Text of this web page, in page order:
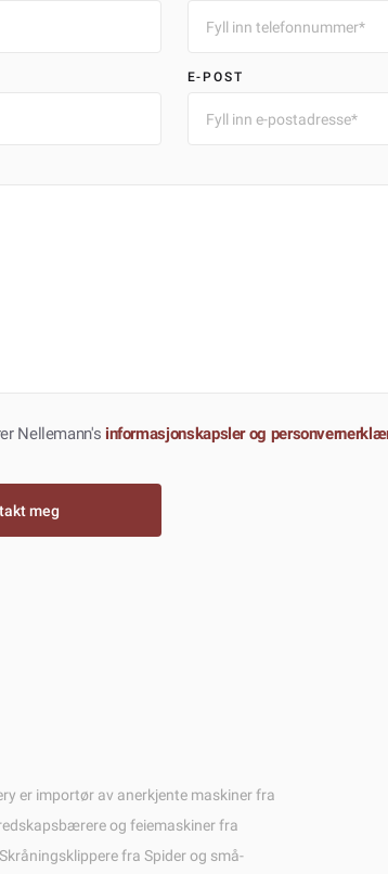
E-POST
Nellemann's informasjonskapsler og
er importør av anerkjente maskiner fra
og feiemaskiner fra
fra Spider og små-